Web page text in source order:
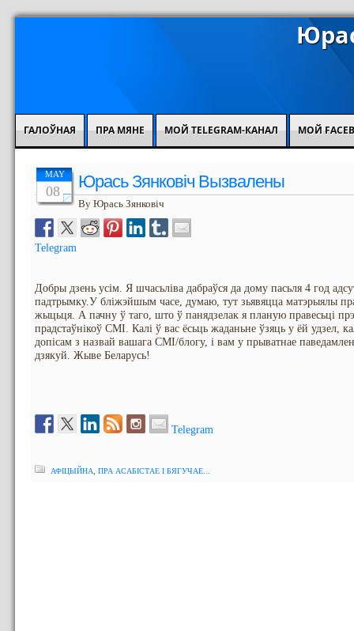
ГАЛОЎНАЯ ПРА МЯНЕ МОЙ TELEGRAM-КАНАЛ МОЙ
MAY
08 Юрась Зянковіч Вызвалены
By Юрась Зянковіч
Telegram
Добры дзень усім. Я шчасьліва дабраўся да дому пасьля 4 год
падтрымку.У бліжэйшым часе, думаю, тут зьявяцца матэрыялы
жыцьця. А пачну ў таго, што ў панядзелак я планую правесьці
прадстаўнікоў СМІ. Калі ў вас ёсьць жаданьне ўзяць у ёй удзел,
допісам з назвай вашага СМІ/блогу, і вам у прыватнае
дзякуй. Жыве Беларусь!
Telegram
АФІЦЫЙНА ПРА АСАБІСТАЕ І БЯГУЧАЕ...